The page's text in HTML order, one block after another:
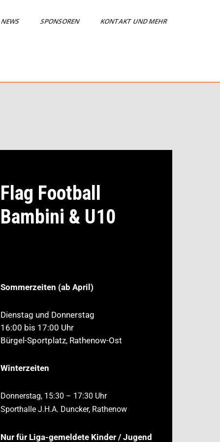
NEWS SPONSOREN KONTAKT UND MEHR
Flag Football
Bambini & U10
Sommerzeiten (ab April)
Dienstag und Donnerstag
16:00 bis 17:00 Uhr
Bürgel-Sportplatz, Rathenow-Ost
Winterzeiten
Donnerstag, 15:30 – 17:30 Uhr
Sporthalle J.H.A. Duncker, Rathenow
Nur für Liga-gemeldete Kinder / Jugend